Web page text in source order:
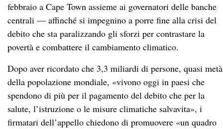
febbraio a Cape Town assieme ai governatori delle banche
centrali — affinché si impegnino a porre fine alla crisi del
debito che sta paralizzando gli sforzi per contrastare la
povertà e combattere il cambiamento climatico.
Dopo aver ricordato che 3,3 miliardi di persone, quasi metà
della popolazione mondiale, «vivono oggi in paesi che
spendono di più per il pagamento del debito che per la
salute, l’istruzione o le misure climatiche salvavita», i
firmatari dell’appello chiedono di promuovere «un quadro